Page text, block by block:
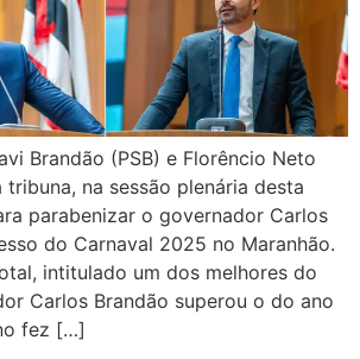
Brandão (PSB) e Florêncio Neto
tribuna, na sessão plenária desta
parabenizar o governador Carlos
do Carnaval 2025 no Maranhão.
intitulado um dos melhores do
Carlos Brandão superou o do ano
fez […]